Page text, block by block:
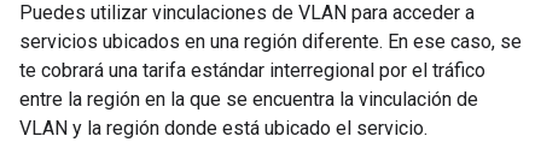
Puedes utilizar vinculaciones de VLAN para acceder a
servicios ubicados en una región diferente. En ese caso, se
te cobrará una tarifa estándar interregional por el tráfico
entre la región en la que se encuentra la vinculación de
VLAN y la región donde está ubicado el servicio.